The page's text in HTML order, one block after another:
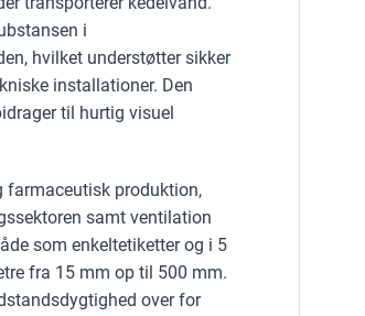
i
hvilket understøtter sikker
installationer. Den
til hurtig visuel
farmaceutisk produktion,
samt ventilation
som enkeltetiketter og i 5
fra 15 mm op til 500 mm.
over for